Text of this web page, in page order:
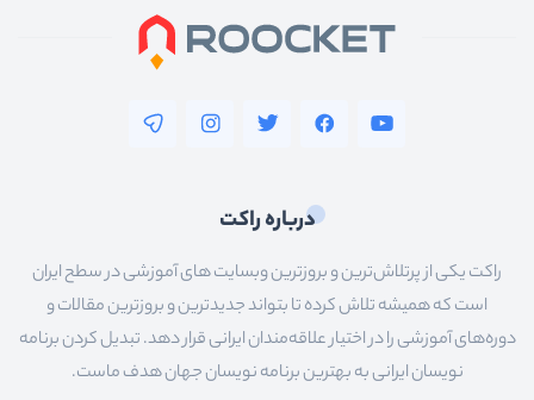
درباره راکت
راکت یکی از پرتلاش‌ترین و بروزترین وبسایت های آموزشی در سطح ایران
است که همیشه تلاش کرده تا بتواند جدیدترین و بروزترین مقالات و
دوره‌های آموزشی را در اختیار علاقه‌مندان ایرانی قرار دهد. تبدیل کردن برنامه
نویسان ایرانی به بهترین برنامه نویسان جهان هدف ماست.